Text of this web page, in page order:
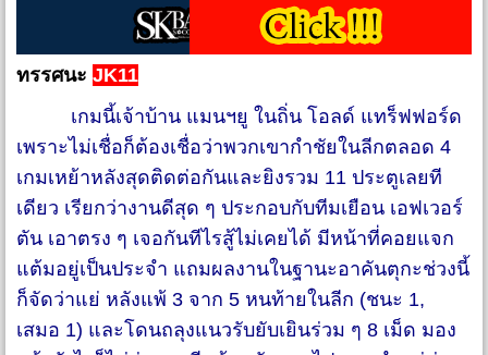
ทรรศนะ JK11
เกมนี้เจ้าบ้าน แมนฯยู ในถิ่น โอลด์ แทร็ฟฟอร์ด
เพราะไม่เชื่อก็ต้องเชื่อว่าพวกเขากำชัยในลีกตลอด 4
เกมเหย้าหลังสุดติดต่อกันและยิงรวม 11 ประตูเลยที
เดียว เรียกว่างานดีสุด ๆ ประกอบกับทีมเยือน เอฟเวอร์
ตัน เอาตรง ๆ เจอกันทีไรสู้ไม่เคยได้ มีหน้าที่คอยแจก
แต้มอยู่เป็นประจำ แถมผลงานในฐานะอาคันตุกะช่วงนี้
ก็จัดว่าแย่ หลังแพ้ 3 จาก 5 หนท้ายในลีก (ชนะ 1,
เสมอ 1) และโดนถลุงแนวรับยับเยินร่วม ๆ 8 เม็ด มอง